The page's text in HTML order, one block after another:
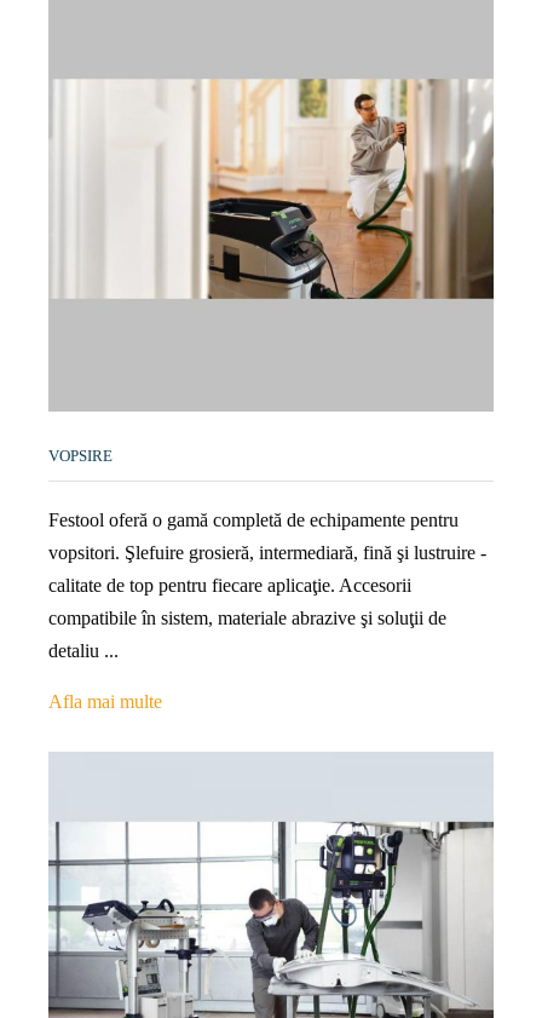
VOPSIRE
Festool oferă o gamă completă de echipamente pentru
vopsitori. Şlefuire grosieră, intermediară, fină şi lustruire -
calitate de top pentru fiecare aplicaţie. Accesorii
compatibile în sistem, materiale abrazive şi soluţii de
detaliu ...
Afla mai multe